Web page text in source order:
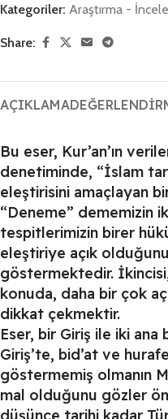
Kategoriler: Araştırma -
Share:
AÇIKLAMA
Bu eser, Kur’an’ın
denetiminde, “İslam
eleştirisini amaçlayan
“Deneme” dememizin
tespitlerimizin birer
eleştiriye açık
göstermektedir.
konuda, daha bir çok
dikkat çekmektir.
Eser, bir Giriş ile iki
Giriş’te, bid’at ve
göstermemiş olmanın
mal olduğunu gözler